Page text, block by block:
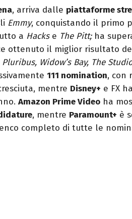
, arriva dalle piattaforme
Emmy, conquistando il primo
a Hackse The Pitt; ha
ottenuto il miglior risultato
Pluribus, Widow’s Bay, The
111 nomination, con
mentre Disney+ e FX
Amazon Prime Video ha
, mentre Paramount+ è
completo di tutte le